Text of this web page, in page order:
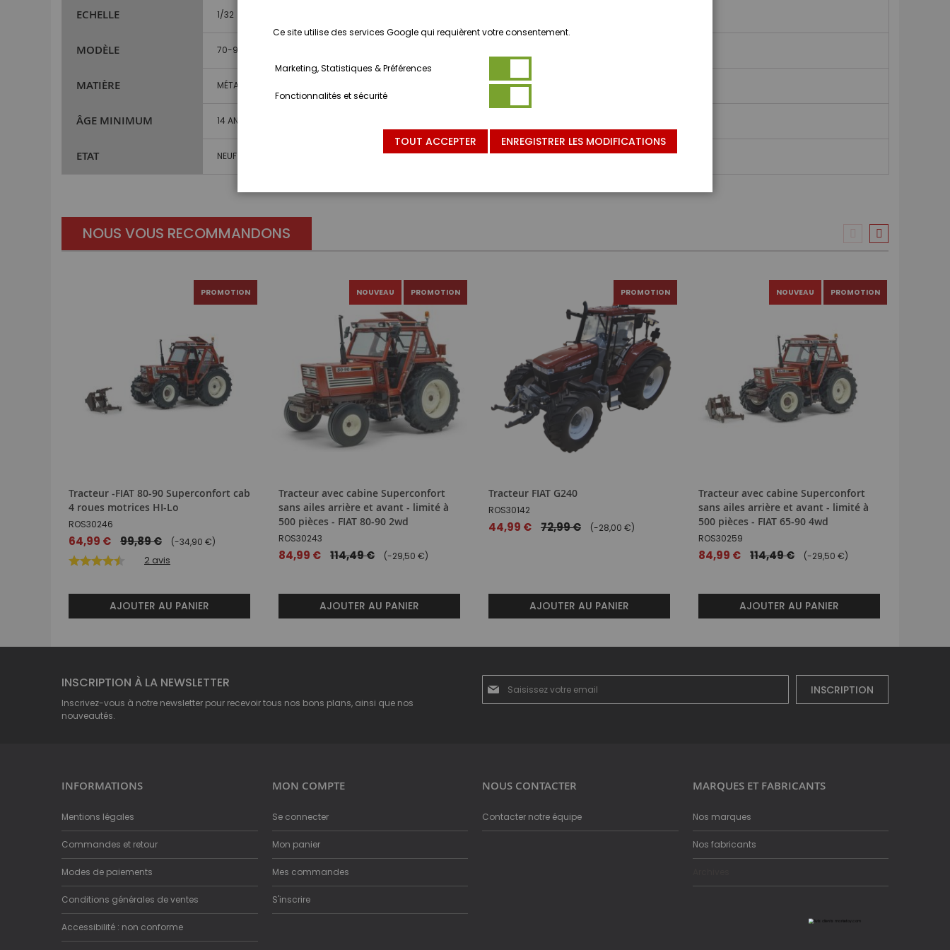
ECHELLE 1/32
MODÈLE 70-90
MATIÈRE MÉTAL ET PLASTIQUE
ÂGE MINIMUM 14 ANS ET PLUS
ETAT NEUF
NOUS VOUS RECOMMANDONS
PROMOTION
Tracteur -FIAT 80-90 Superconfort cab
4 roues motrices HI-Lo
ROS30246
Prix
spécial
64,99 € 99,89 € (-34,90 €)
2 avis
AJOUTER AU PANIER
NOUVEAU PROMOTION
Tracteur avec cabine Superconfort
sans ailes arrière et avant - limité à
500 pièces - FIAT 80-90 2wd
ROS30243
Prix
84,99 € 114,49 € (-29,50 €)
AJOUTER AU PANIER
PROMOTION
Tracteur FIAT G240
ROS30142
Prix
44,99 € 72,99 € (-28,00 €)
AJOUTER AU PANIER
NOUVEAU PROMOTION
Tracteur avec cabine Superconfort
sans ailes arrière et avant - limité à
500 pièces - FIAT 65-90 4wd
ROS30259
Prix
84,99 € 114,49 € (-29,50 €)
AJOUTER AU PANIER
INSCRIPTION À LA NEWSLETTER
Inscrivez-vous à notre newsletter pour recevoir tous nos bons plans, ainsi que nos
nouveautés.
notre
INSCRIPTION
INFORMATIONS
Mentions légales
Commandes et retour
Modes de paiements
Conditions générales de ventes
Accessibilité : non conforme
MON COMPTE
Se connecter
Mon panier
Mes commandes
S'inscrire
NOUS CONTACTER
Contacter notre équipe
MARQUES ET FABRICANTS
Nos marques
Nos fabricants
Ce site utilise des services Google qui requièrent votre consentement.
Marketing, Statistiques & Préférences
Fonctionnalités et sécurité
TOUT ACCEPTER ENREGISTRER LES MODIFICATIONS